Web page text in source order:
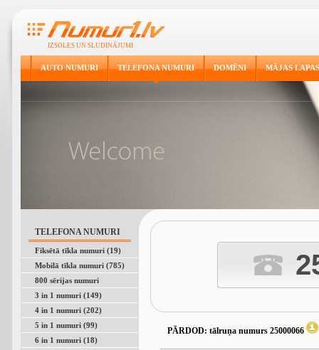
IZSOLES UN SLUDINĀJUMI
AUTO NUMURI TELEFONA NUMURI DOMĒNI MĀJAS LAPAS
TELEFONA NUMURI
Fiksētā tīkla numuri (19)
Mobilā tīkla numuri (785)
800 sērijas numuri
3 in 1 numuri (149)
4 in 1 numuri (202)
5 in 1 numuri (99)
6 in 1 numuri (18)
PĀRDOD: tālruņa numurs 25000066